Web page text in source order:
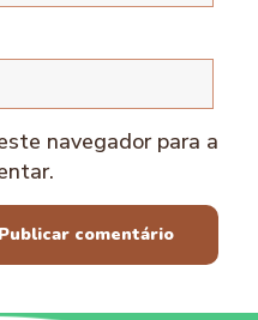
navegador para a